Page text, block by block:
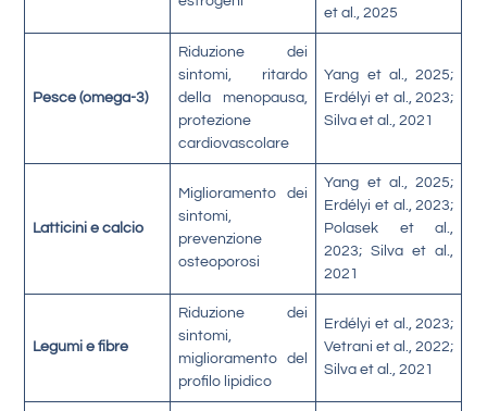
et al., 2025
Pesce (omega-3)
Riduzione dei
sintomi, ritardo
della menopausa,
protezione
cardiovascolare
Yang et al., 2025;
Erdélyi et al., 2023;
Silva et al., 2021
Latticini e calcio
Miglioramento dei
sintomi,
prevenzione
osteoporosi
Yang et al., 2025;
Erdélyi et al., 2023;
Polasek et al.,
2023; Silva et al.,
2021
Legumi e fibre
Riduzione dei
sintomi,
miglioramento del
profilo lipidico
Erdélyi et al., 2023;
Vetrani et al., 2022;
Silva et al., 2021